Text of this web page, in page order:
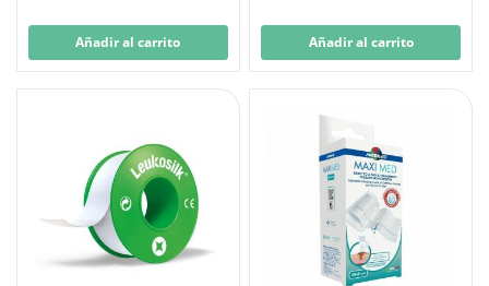
Añadir al carrito Añadir al carrito